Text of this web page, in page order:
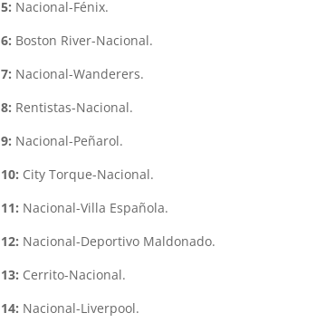
Nacional-Fénix.
Boston River-Nacional.
Nacional-Wanderers.
Rentistas-Nacional.
Nacional-Peñarol.
City Torque-Nacional.
Nacional-Villa Española.
Nacional-Deportivo Maldonado.
Cerrito-Nacional.
Nacional-Liverpool.